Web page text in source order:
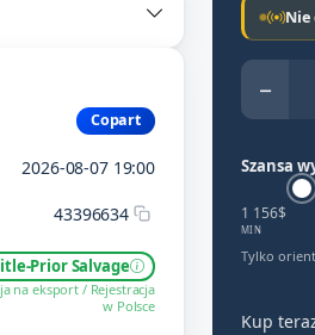
Copart
2026-08-07 19:00
43396634
Prior Salvage
na eksport / Rejestracja
w Polsce
Nie
−
Szansa
1 156$
MIN
Tylko
Kup